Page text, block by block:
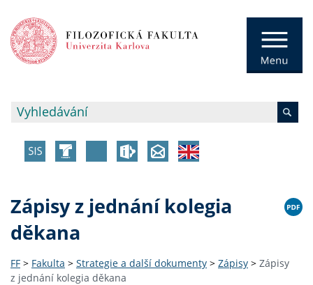
Zápisy z jednání kolegia
děkana
FF > Fakulta > Strategie a další dokumenty > Zápisy > Zápisy
z jednání kolegia děkana